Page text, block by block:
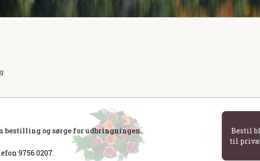
og sørge for udbringningen.
9756 0207.
Bestil
til